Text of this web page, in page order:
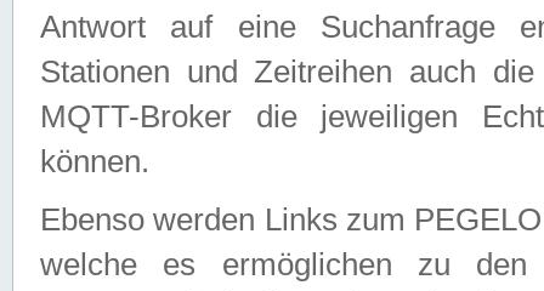
Antwort auf eine Suchanfrage
Stationen und Zeitreihen auch
MQTT-Broker die jeweiligen
können.
Ebenso werden Links zum
welche es ermöglichen zu den